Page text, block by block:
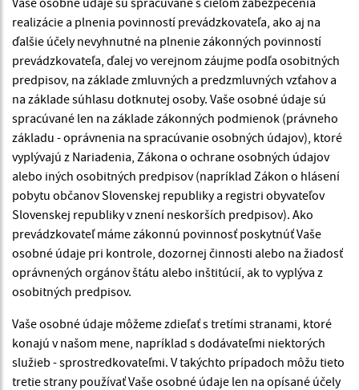
realizácie a plnenia povinností prevádzkovateľa, ako aj na
ďalšie účely nevyhnutné na plnenie zákonných povinností
prevádzkovateľa, ďalej vo verejnom záujme podľa osobitných
predpisov, na základe zmluvných a predzmluvných vzťahov a
na základe súhlasu dotknutej osoby. Vaše osobné údaje sú
spracúvané len na základe zákonných podmienok (právneho
základu - oprávnenia na spracúvanie osobných údajov), ktoré
vyplývajú z Nariadenia, Zákona o ochrane osobných údajov
alebo iných osobitných predpisov (napríklad Zákon o hlásení
pobytu občanov Slovenskej republiky a registri obyvateľov
Slovenskej republiky v znení neskorších predpisov). Ako
prevádzkovateľ máme zákonnú povinnosť poskytnúť Vaše
osobné údaje pri kontrole, dozornej činnosti alebo na žiadosť
oprávnených orgánov štátu alebo inštitúcií, ak to vyplýva z
osobitných predpisov.
Vaše osobné údaje môžeme zdieľať s tretími stranami, ktoré
konajú v našom mene, napríklad s dodávateľmi niektorých
služieb - sprostredkovateľmi. V takýchto prípadoch môžu tieto
tretie strany používať Vaše osobné údaje len na opísané účely